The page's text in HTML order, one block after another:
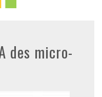
des micro-